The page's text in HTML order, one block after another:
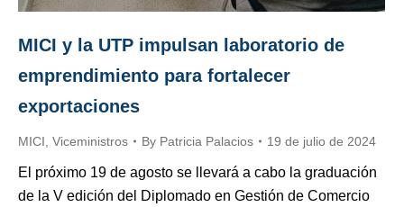
MICI y la UTP impulsan laboratorio de
emprendimiento para fortalecer
exportaciones
MICI Viceministros By Patricia Palacios 19 de julio de 2024
El próximo 19 de agosto se llevará a cabo la graduación
de la V edición del Diplomado en Gestión de Comercio